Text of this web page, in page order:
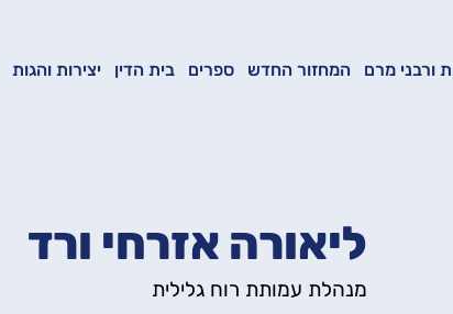
ורבני מרם המחזור החדש ספרים בית הדין יצירות והגות
ליאורה אזרחי ורד
מנהלת עמותת רוח גלילית